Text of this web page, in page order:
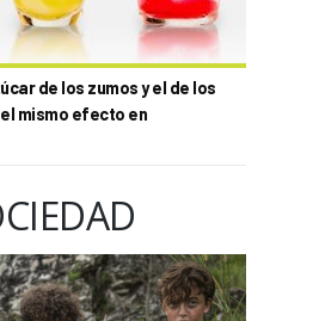
de los zumos y el de los
mismo efecto en